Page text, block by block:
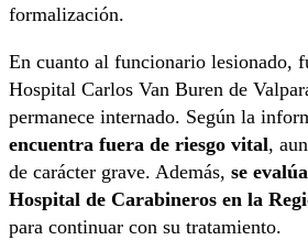
formalización.
En cuanto al funcionario lesionado,
Hospital Carlos Van Buren de
permanece internado. Según la
encuentra fuera de riesgo vital,
de carácter grave. Además, se
Hospital de Carabineros en la
para continuar con su tratamiento.